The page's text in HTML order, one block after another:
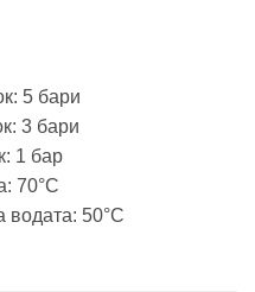
5 бари
3 бари
1 бар
70°C
водата: 50°C